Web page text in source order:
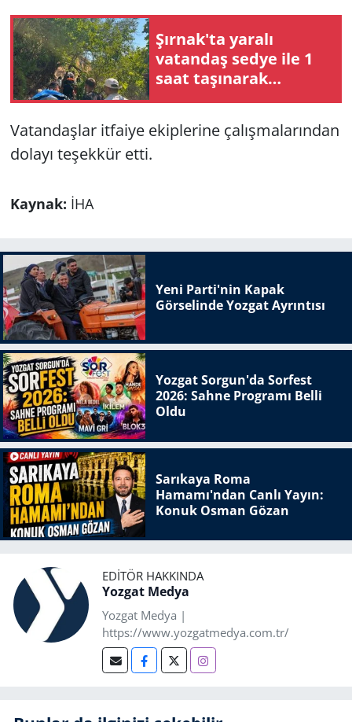
Şırnak'ta yaralı
vatandaş sedye ile 1
saat taşınarak
ambulansa ulaştırıldı
Vatandaşlar itfaiye ekiplerine çalışmalarından
dolayı teşekkür etti.
Kaynak: İHA
Yeni Parti'nin Kapak
Görselinde Yozgat Ayrıntısı
Yozgat Sorgun'da Sorfest
2026: Sahne Programı Belli
Oldu
Sarıkaya Roma
Hamamı'ndan Canlı Yayın:
Konuk Osman Gözan
EDITÖR HAKKINDA
Yozgat Medya
Yozgat Medya |
https://www.yozgatmedya.com.tr/